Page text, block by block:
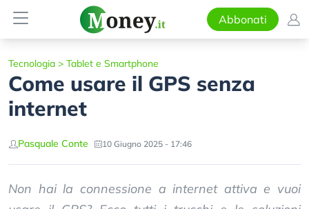
Abbonati
Tecnologia > Tablet e Smartphone
Come usare il GPS senza
internet
Pasquale Conte 10 Giugno 2025 - 17:46
Non hai la connessione a internet attiva e vuoi